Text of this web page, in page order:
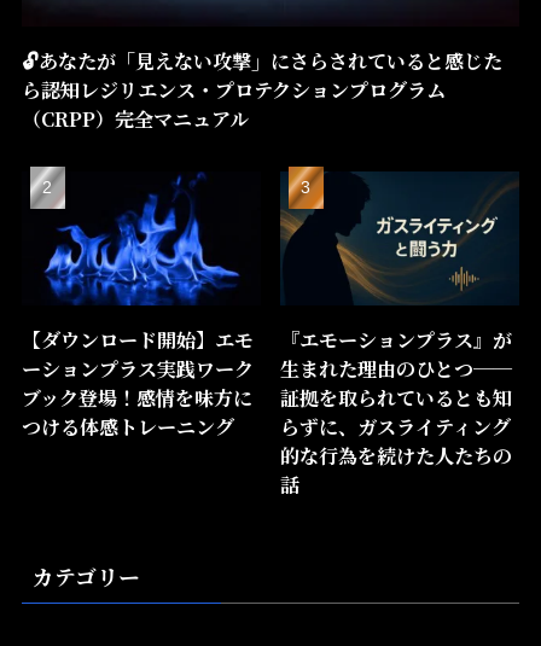
🔓あなたが「見えない攻撃」にさらされていると感じた
ら――認知レジリエンス・プロテクションプログラム
（CRPP）――完全マニュアル
【ダウンロード開始】エモ
ーションプラス実践ワーク
ブック登場！感情を味方に
つける体感トレーニング
『エモーションプラス』が
生まれた理由のひとつ──
証拠を取られているとも知
らずに、ガスライティング
的な行為を続けた人たちの
話
カテゴリー